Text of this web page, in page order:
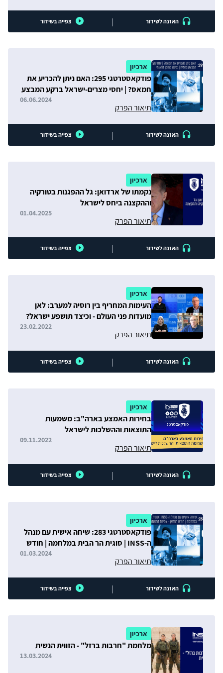
האזנה לשידור | צפייה בשידור
ארכיון
פודקאסטרטגי 295: האם ניתן להכריע את
חמאס? | יחסי מצרים-ישראל ברקע המבצע
תיאור הפרק
06.06.2024
האזנה לשידור | צפייה בשידור
ארכיון
נקמתו של ארדואן: גל ההפגנות בטורקיה
וההקצנה ביחס לישראל
תיאור הפרק
01.04.2025
האזנה לשידור | צפייה בשידור
ארכיון
העימות המחריף בין רוסיה למערב: לאן
מועדות פני העולם - וכיצד תושפע ישראל?
תיאור הפרק
23.02.2022
האזנה לשידור | צפייה בשידור
ארכיון
בחירות האמצע בארה"ב: משמעות
התוצאות וההשלכות לישראל
תיאור הפרק
09.11.2022
האזנה לשידור | צפייה בשידור
ארכיון
פודקאסטרטגי 283: שיחה אישית עם מנהל
ה-INSS | סוגית הר הבית במלחמה | חודש
תיאור הפרק
01.03.2024
האזנה לשידור | צפייה בשידור
ארכיון
מלחמת "חרבות ברזל" - הזווית הנשית
13.03.2024